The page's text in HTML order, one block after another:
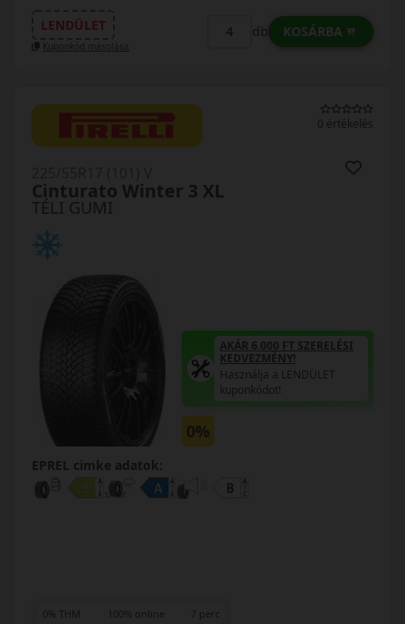
LENDÜLET
Kuponkód másolása
db KOSÁRBA
0 értékelés
TÉLI GUMI
Cinturato Winter 3 XL
AKÁR 6.000 FT SZERELÉSI
KEDVEZMÉNY!
Használja a LENDÜLET
kuponkódot!
0%
EPREL cimke adatok:
0% THM 100% online 7 perc